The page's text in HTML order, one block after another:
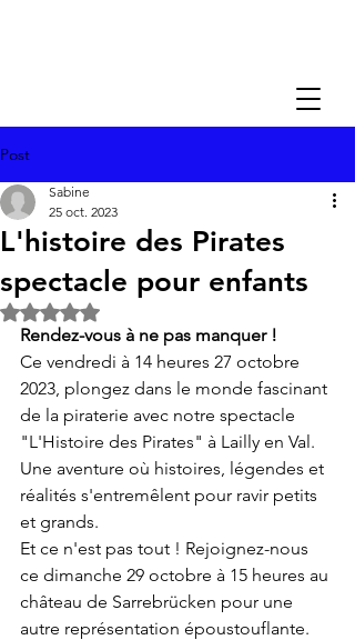
Post
L'histoire des Pirates
spectacle pour enfants
Sabine
25 oct. 2023
Noté NaN étoiles sur 5.
Rendez-vous à ne pas manquer !
Ce vendredi à 14 heures 27 octobre
2023, plongez dans le monde fascinant
de la piraterie avec notre spectacle
"L'Histoire des Pirates" à Lailly en Val.
Une aventure où histoires, légendes et
réalités s'entremêlent pour ravir petits
et grands.
Et ce n'est pas tout ! Rejoignez-nous
ce dimanche 29 octobre à 15 heures au
château de Sarrebrücken pour une
autre représentation époustouflante.